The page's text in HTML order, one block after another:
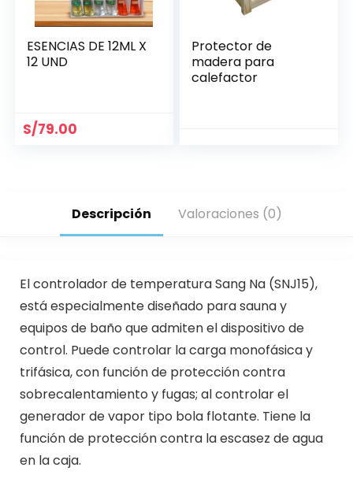
ESENCIAS DE 12ML X
12 UND
S/79.00
Protector de
madera para
calefactor
Descripción Valoraciones (0)
El controlador de temperatura Sang Na (SNJ15),
está especialmente diseñado para sauna y
equipos de baño que admiten el dispositivo de
control. Puede controlar la carga monofásica y
trifásica, con función de protección contra
sobrecalentamiento y fugas; al controlar el
generador de vapor tipo bola flotante. Tiene la
función de protección contra la escasez de agua
en la caja.